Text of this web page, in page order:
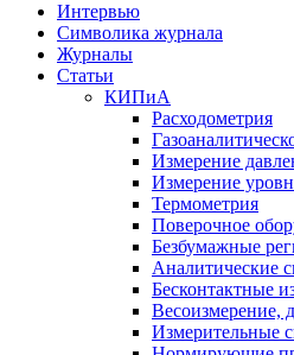
Интервью
Символика журнала
Журналы
Статьи
КИПиА
Расходометрия
Измерение
Измерение
Термометрия
Поверочное
Безбумажные
Аналитические
Бесконтактные
Весоизмерение,
Измерительные